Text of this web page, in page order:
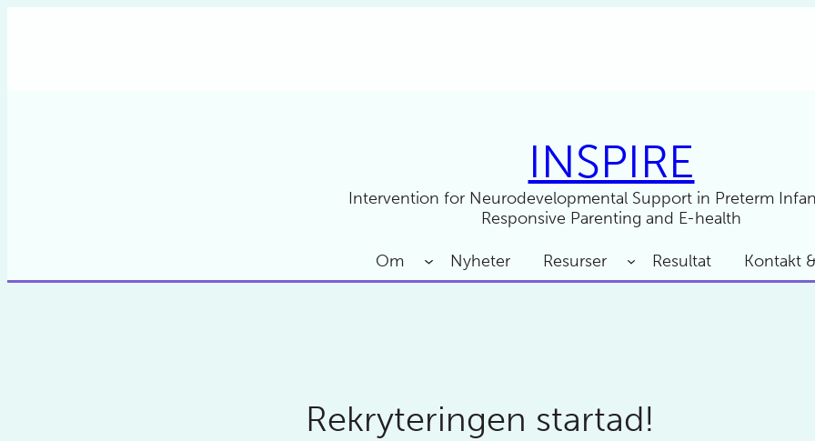
INSPIRE
Intervention for Neurodevelopmental Support in Preterm
Responsive Parenting and E-health
Om Nyheter Resurser Resultat Kontakt
Rekryteringen startad!